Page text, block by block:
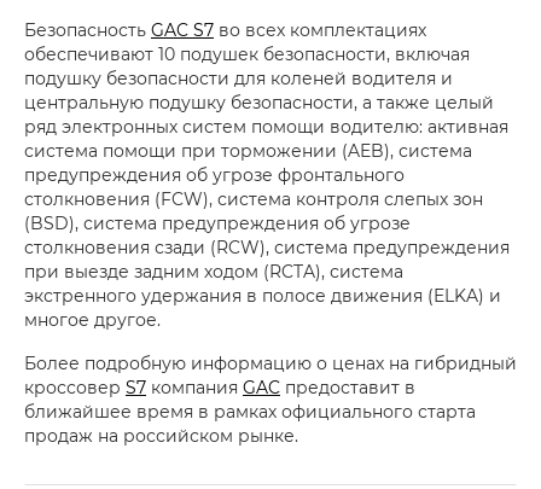
Безопасность GAC S7 во всех комплектациях
обеспечивают 10 подушек безопасности, включая
подушку безопасности для коленей водителя и
центральную подушку безопасности, а также целый
ряд электронных систем помощи водителю: активная
система помощи при торможении (AEB), система
предупреждения об угрозе фронтального
столкновения (FCW), система контроля слепых зон
(BSD), система предупреждения об угрозе
столкновения сзади (RCW), система предупреждения
при выезде задним ходом (RCTA), система
экстренного удержания в полосе движения (ELKA) и
многое другое.
Более подробную информацию о ценах на гибридный
кроссовер S7 компания GAC предоставит в
ближайшее время в рамках официального старта
продаж на российском рынке.